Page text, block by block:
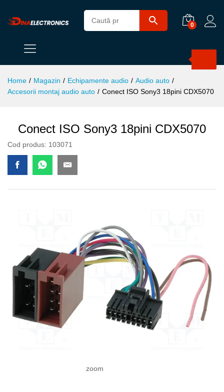
0
Home / Magazin / Echipamente audio / Audio auto /
Accesorii montaj audio auto / Conect ISO Sony3 18pini CDX5070
Conect ISO Sony3 18pini CDX5070
Cod produs: 103071
zoom